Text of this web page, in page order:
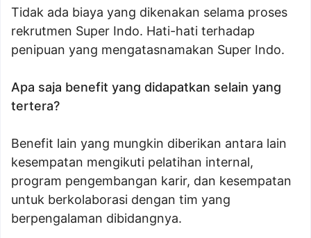
Tidak ada biaya yang dikenakan selama proses
rekrutmen Super Indo. Hati-hati terhadap
penipuan yang mengatasnamakan Super Indo.
Apa saja benefit yang didapatkan selain yang
tertera?
Benefit lain yang mungkin diberikan antara lain
kesempatan mengikuti pelatihan internal,
program pengembangan karir, dan kesempatan
untuk berkolaborasi dengan tim yang
berpengalaman dibidangnya.